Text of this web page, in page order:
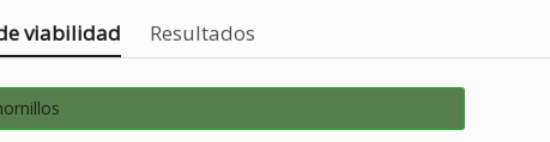
viabilidad Resultados